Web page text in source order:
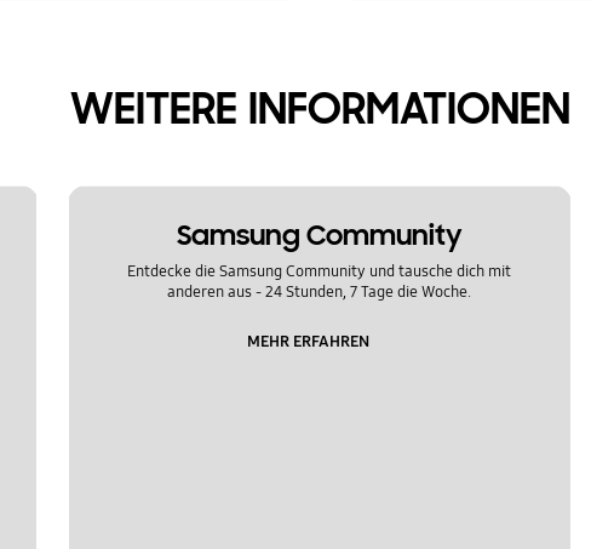
WEITERE INFORMATIONEN
Samsung Community
Entdecke die Samsung Community und tausche dich mit
anderen aus - 24 Stunden, 7 Tage die Woche.
MEHR ERFAHREN